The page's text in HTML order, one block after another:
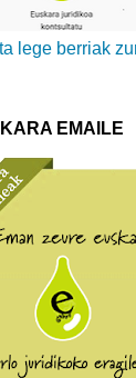
lege berriak
EMAILE